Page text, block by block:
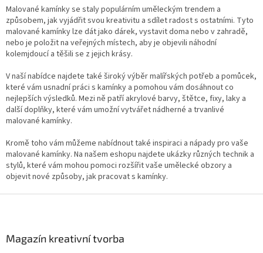
p
i
s
u
Malované kamínky se staly populárním uměleckým trendem a
způsobem, jak vyjádřit svou kreativitu a sdílet radost s ostatními. Tyto
malované kamínky lze dát jako dárek, vystavit doma nebo v zahradě,
nebo je položit na veřejných místech, aby je objevili náhodní
kolemjdoucí a těšili se z jejich krásy.
V naší nabídce najdete také široký výběr malířských potřeb a pomůcek,
které vám usnadní práci s kamínky a pomohou vám dosáhnout co
nejlepších výsledků. Mezi ně patří akrylové barvy, štětce, fixy, laky a
další doplňky, které vám umožní vytvářet nádherné a trvanlivé
malované kamínky.
Kromě toho vám můžeme nabídnout také inspiraci a nápady pro vaše
malované kamínky. Na našem eshopu najdete ukázky různých technik a
stylů, které vám mohou pomoci rozšířit vaše umělecké obzory a
objevit nové způsoby, jak pracovat s kamínky.
Magazín kreativní tvorba